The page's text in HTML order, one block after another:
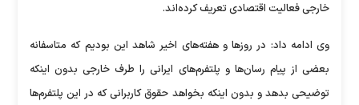
خارجی فعالیت اقتصادی تعریف کرده‌اند.
وی ادامه داد: در روزها و هفته‌های اخیر شاهد این بودیم که متاسفانه
بعضی از پیام رسان‌ها و پلتفرم‌های ایرانی را طرف خارجی بدون اینکه
توضیحی بدهد و بدون اینکه بخواهد حقوق کاربرانی که در این پلتفرم‌ها